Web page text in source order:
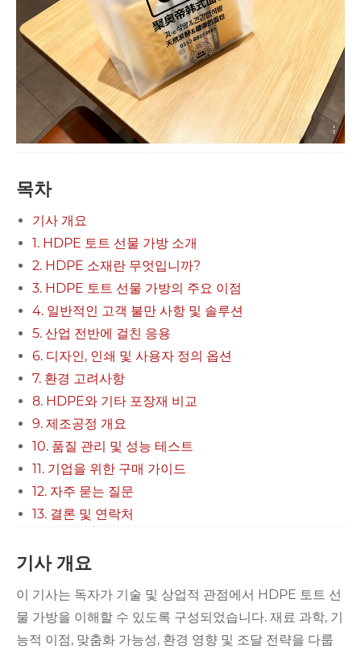
목차
기사 개요
1. HDPE 토트 선물 가방 소개
2. HDPE 소재란 무엇입니까?
3. HDPE 토트 선물 가방의 주요 이점
4. 일반적인 고객 불만 사항 및 솔루션
5. 산업 전반에 걸친 응용
6. 디자인, 인쇄 및 사용자 정의 옵션
7. 환경 고려사항
8. HDPE와 기타 포장재 비교
9. 제조공정 개요
10. 품질 관리 및 성능 테스트
11. 기업을 위한 구매 가이드
12. 자주 묻는 질문
13. 결론 및 연락처
기사 개요
이 기사는 독자가 기술 및 상업적 관점에서 HDPE 토트 선
물 가방을 이해할 수 있도록 구성되었습니다. 재료 과학, 기
능적 이점, 맞춤화 가능성, 환경 영향 및 조달 전략을 다룹